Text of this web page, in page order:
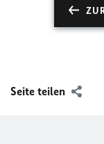
Seite teilen